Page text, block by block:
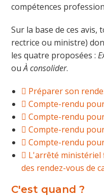
compétences
Sur la base de ces
rectrice ou ministre)
les quatre proposées :
ouÀ consolider.
Préparer son
Compte-rendu
Compte-rendu
Compte-rendu
Compte-rendu
L'arrêté ministériel
des rendez-vous de
C'est quand ?